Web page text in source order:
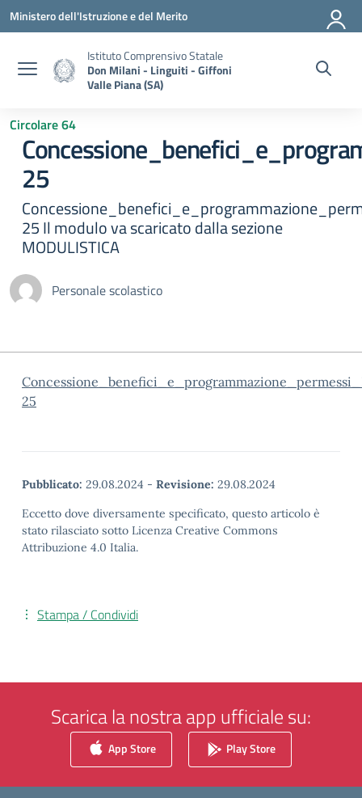
Vai ai contenuti
Vai al menu di navigazione
Vai al footer
Ministero dell'Istruzione e del Merito
Istituto Comprensivo Statale
Don Milani - Linguiti - Giffoni
Valle Piana (SA)
Circolare 64
25
25 Il modulo va scaricato dalla sezione
MODULISTICA
Personale scolastico
25
Pubblicato: 29.08.2024 - Revisione: 29.08.2024
Eccetto dove diversamente specificato, questo articolo è
stato rilasciato sotto Licenza Creative Commons
Attribuzione 4.0 Italia.
Stampa / Condividi
Scarica la nostra app ufficiale su:
App Store Play Store